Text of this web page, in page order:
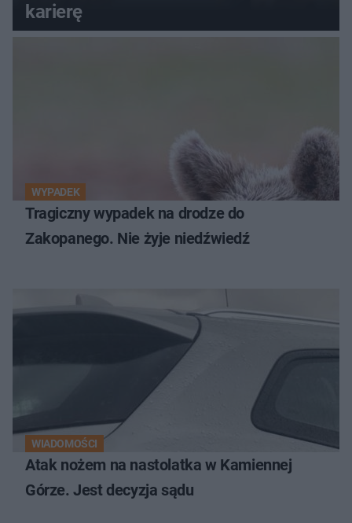
karierę
WYPADEK
Tragiczny wypadek na drodze do
Zakopanego. Nie żyje niedźwiedź
WIADOMOŚCI
Atak nożem na nastolatka w Kamiennej
Górze. Jest decyzja sądu